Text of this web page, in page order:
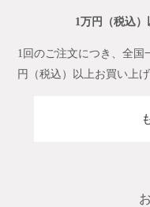
1万円（税込
1回のご注文につき、全国
円（税込）以上お買い上